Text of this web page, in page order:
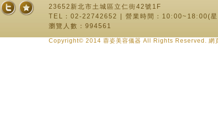
23652新北市土城區立仁街42號1F
TEL：02-22742652 | 營業時間：10:00~18:00(星
瀏覽人數：994561
Copyright© 2014 蓉姿美容儀器 All Rights Reserved. 網